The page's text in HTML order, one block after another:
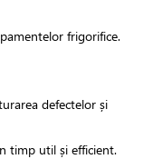
frigorifice.
defectelor și
timp util și efficient.